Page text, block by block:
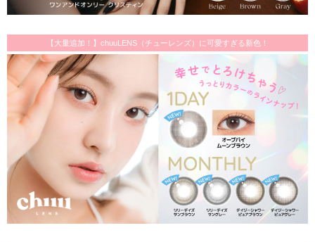
【大量追加！】chuuLENS（チューレンズ）に可愛すぎる新色！